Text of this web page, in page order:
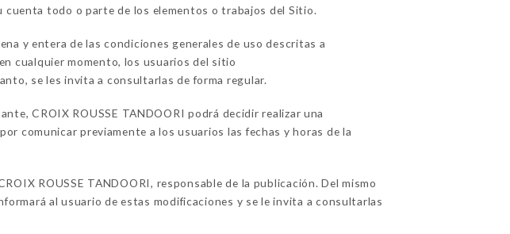
cuenta todo o parte de los elementos o trabajos del Sitio.
y entera de las condiciones generales de uso descritas a
cualquier momento, los usuarios del sitio
se les invita a consultarlas de forma regular.
CROIX ROUSSE TANDOORI podrá decidir realizar una
comunicar previamente a los usuarios las fechas y horas de la
ROUSSE TANDOORI, responsable de la publicación. Del mismo
al usuario de estas modificaciones y se le invita a consultarlas